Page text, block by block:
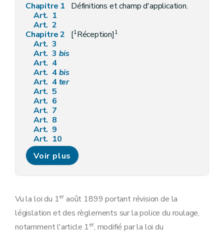
Chapitre 1
Définitions et champ d'application.
Art. 1
Art. 2
Chapitre 2
[1Réception]1
Art. 3
Art. 3 bis
Art. 4
Art. 4bis
Art. 4ter
Art. 5
Art. 6
Art. 7
Art. 8
Art. 9
Art. 10
Art. 11
Art. 12
Art. 13
Art. 16
Art. 16ter
Chapitre 3 Affectation et chargement.
Voir plus
Vu la loi du 1er août 1899 portant révision de la
législation et des règlements sur la police du roulage,
notamment l'article 1er, modifié par la loi du